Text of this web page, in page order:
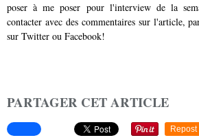
poser à me poser pour l'interview de la
contacter avec des commentaires sur l'article,
sur Twitter ou Facebook!
PARTAGER CET ARTICLE
Repost